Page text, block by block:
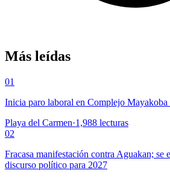
Más leídas
01
Inicia paro laboral en Complejo Mayakoba
Playa del Carmen·1,988 lecturas
02
Fracasa manifestación contra Aguakan; se
discurso político para 2027